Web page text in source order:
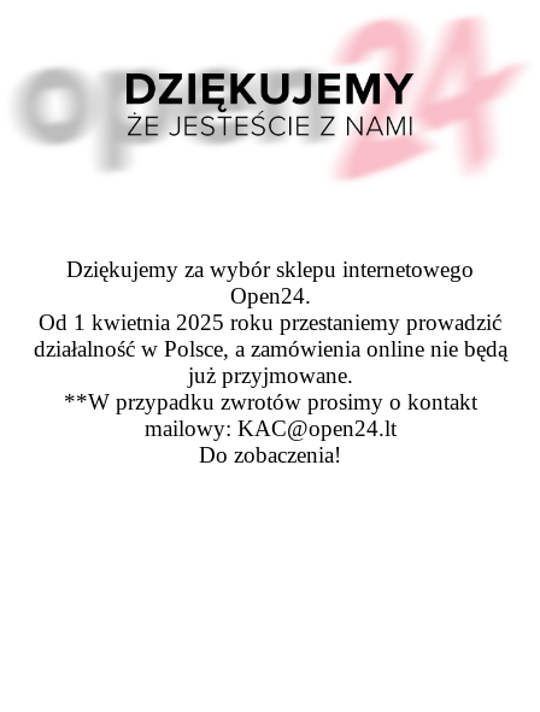
Dziękujemy za wybór sklepu internetowego
Open24.
Od 1 kwietnia 2025 roku przestaniemy prowadzić
działalność w Polsce, a zamówienia online nie będą
już przyjmowane.
**W przypadku zwrotów prosimy o kontakt
mailowy: KAC@open24.lt
Do zobaczenia!